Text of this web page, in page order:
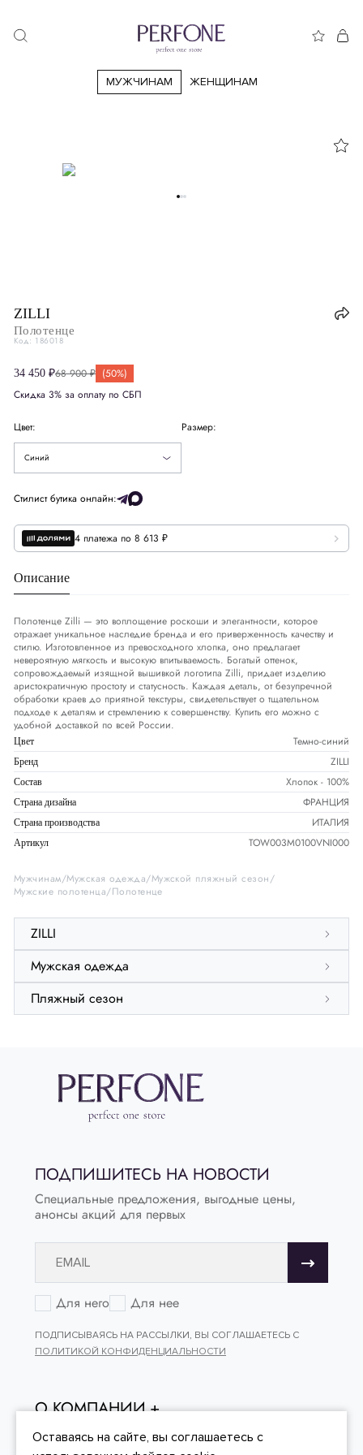
МУЖЧИНАМ ЖЕНЩИНАМ
ZILLI
Полотенце
Код: 186018
34 450 ₽68 900 ₽ (50%)
Скидка 3% за оплату по СБП
Цвет:
Синий
Размер:
Стилист бутика онлайн:
4 платежа по 8 613 ₽
Описание
Полотенце Zilli — это воплощение роскоши и элегантности, которое
отражает уникальное наследие бренда и его приверженность качеству и
стилю. Изготовленное из превосходного хлопка, оно предлагает
невероятную мягкость и высокую впитываемость. Богатый оттенок,
сопровождаемый изящной вышивкой логотипа Zilli, придает изделию
аристократичную простоту и статусность. Каждая деталь, от безупречной
обработки краев до приятной текстуры, свидетельствует о тщательном
подходе к деталям и стремлению к совершенству. Купить его можно с
удобной доставкой по всей России.
Цвет Темно-синий
Бренд ZILLI
Состав Хлопок - 100%
Страна дизайна ФРАНЦИЯ
Страна производства ИТАЛИЯ
Артикул TOW003M0100VNI000
Мужчинам Мужская одежда Мужской пляжный сезон
Мужские полотенца Полотенце
ZILLI
Мужская одежда
Пляжный сезон
ПОДПИШИТЕСЬ НА НОВОСТИ
Специальные предложения, выгодные цены,
анонсы акций для первых
Для него Для нее
ПОДПИСЫВАЯСЬ НА РАССЫЛКИ, ВЫ СОГЛАШАЕТЕСЬ С
ПОЛИТИКОЙ КОНФИДЕНЦИАЛЬНОСТИ
О КОМПАНИИ
ОНЛАЙН - ПОКУПКИ
Оставаясь на сайте, вы соглашаетесь с